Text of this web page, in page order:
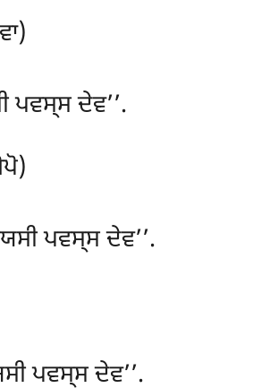
ਪਵਸ੍ਸ ਦੇਵ’’.
ਪਵਸ੍ਸ ਦੇਵ’’.
ਪਵਸ੍ਸ ਦੇਵ’’.